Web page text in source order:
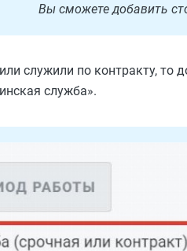
Вы сможете добавить
служили по контракту,
служба».